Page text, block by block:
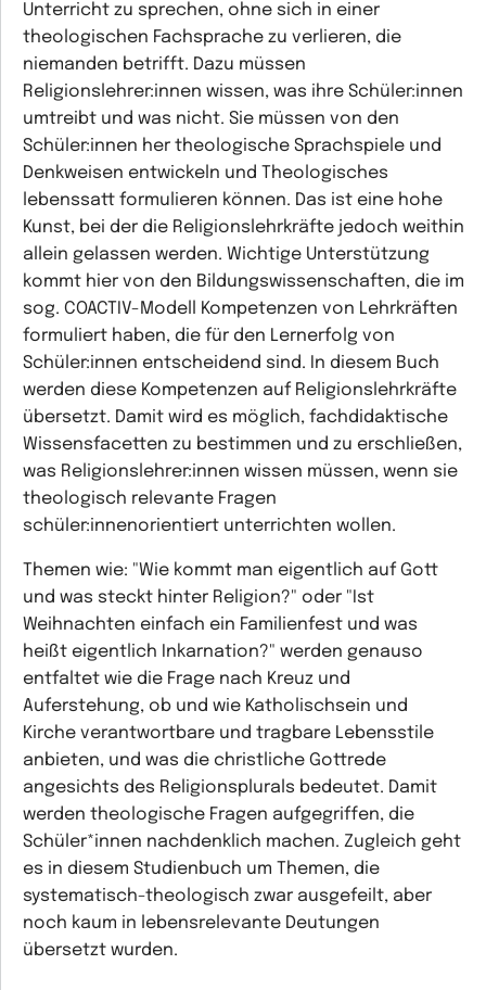
Unterricht zu sprechen, ohne sich in einer
theologischen Fachsprache zu verlieren, die
niemanden betrifft. Dazu müssen
Religionslehrer:innen wissen, was ihre Schüler:innen
umtreibt und was nicht. Sie müssen von den
Schüler:innen her theologische Sprachspiele und
Denkweisen entwickeln und Theologisches
lebenssatt formulieren können. Das ist eine hohe
Kunst, bei der die Religionslehrkräfte jedoch weithin
allein gelassen werden. Wichtige Unterstützung
kommt hier von den Bildungswissenschaften, die im
sog. COACTIV-Modell Kompetenzen von Lehrkräften
formuliert haben, die für den Lernerfolg von
Schüler:innen entscheidend sind. In diesem Buch
werden diese Kompetenzen auf Religionslehrkräfte
übersetzt. Damit wird es möglich, fachdidaktische
Wissensfacetten zu bestimmen und zu erschließen,
was Religionslehrer:innen wissen müssen, wenn sie
theologisch relevante Fragen
schüler:innenorientiert unterrichten wollen.
Themen wie: "Wie kommt man eigentlich auf Gott
und was steckt hinter Religion?" oder "Ist
Weihnachten einfach ein Familienfest und was
heißt eigentlich Inkarnation?" werden genauso
entfaltet wie die Frage nach Kreuz und
Auferstehung, ob und wie Katholischsein und
Kirche verantwortbare und tragbare Lebensstile
anbieten, und was die christliche Gottrede
angesichts des Religionsplurals bedeutet. Damit
werden theologische Fragen aufgegriffen, die
Schüler*innen nachdenklich machen. Zugleich geht
es in diesem Studienbuch um Themen, die
systematisch-theologisch zwar ausgefeilt, aber
noch kaum in lebensrelevante Deutungen
übersetzt wurden.